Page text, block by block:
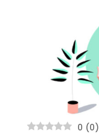
0 (0)